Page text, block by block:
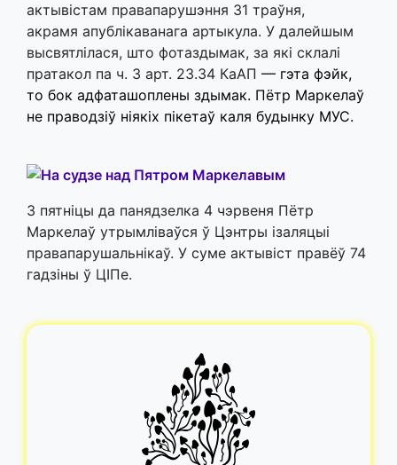
актывістам правапарушэння 31 траўня,
акрамя апублікаванага артыкула. У далейшым
высвятлілася, што фотаздымак, за які склалі
пратакол па ч. 3 арт. 23.34 КаАП — гэта фэйк,
то бок адфаташоплены здымак. Пётр Маркелаў
не праводзіў ніякіх пікетаў каля будынку МУС.
З пятніцы да панядзелка 4 чэрвеня Пётр
Маркелаў утрымліваўся ў Цэнтры ізаляцыі
правапарушальнікаў. У суме актывіст правёў 74
гадзіны ў ЦІПе.